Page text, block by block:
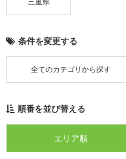
条件を変更する
全てのカテゴリから探す
順番を並び替える
エリア順